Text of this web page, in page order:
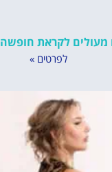
מעולים לקראת
לפרטים »